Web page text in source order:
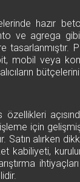
hazır
ve agrega
mobil veya
için
Satın alırken
kabiliyeti,